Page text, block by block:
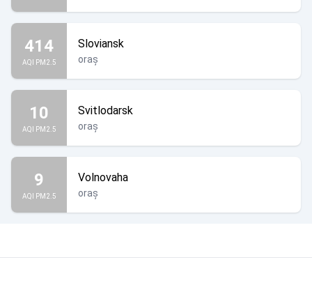
414
AQI PM2.5
Sloviansk
oraș
10
AQI PM2.5
Svitlodarsk
oraș
9
AQI PM2.5
Volnovaha
oraș